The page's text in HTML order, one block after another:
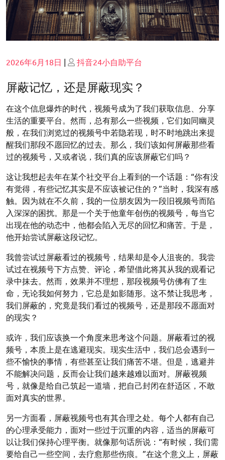
Posted
2026年6月18日 | Posted
抖音24小自助平台
屏蔽记忆，还是屏蔽现实？
在这个信息爆炸的时代，视频号成为了我们获取信息、分享
生活的重要平台。然而，总有那么一些视频，它们如同幽灵
般，在我们浏览过的视频号中若隐若现，时不时地跳出来提
醒我们那段不愿回忆的过去。那么，我们该如何屏蔽那些看
过的视频号，又或者说，我们真的应该屏蔽它们吗？
这让我想起去年在某个社交平台上看到的一个话题：“你有没
有觉得，有些记忆其实是不应该被记住的？”当时，我深有感
触。因为就在不久前，我的一位朋友因为一段旧视频号而陷
入深深的困扰。那是一个关于他童年创伤的视频号，每当它
出现在他的动态中，他都会陷入无尽的回忆和痛苦。于是，
他开始尝试屏蔽这段记忆。
我曾尝试过屏蔽看过的视频号，结果却是令人沮丧的。我尝
试过在视频号下方点赞、评论，希望借此将其从我的观看记
录中抹去。然而，效果并不理想，那段视频号仿佛有了生
命，无论我如何努力，它总是如影随形。这不禁让我思考，
我们屏蔽的，究竟是我们看过的视频号，还是那段不愿面对
的现实？
或许，我们应该换一个角度来思考这个问题。屏蔽看过的视
频号，本质上是在逃避现实。现实生活中，我们总会遇到一
些不愉快的事情，有些甚至让我们痛苦不堪。但是，逃避并
不能解决问题，反而会让我们越来越难以面对。屏蔽视频
号，就像是给自己筑起一道墙，把自己封闭在舒适区，不敢
面对真实的世界。
另一方面看，屏蔽视频号也有其合理之处。每个人都有自己
的心理承受能力，面对一些过于沉重的内容，适当的屏蔽可
以让我们保持心理平衡。就像那句话所说：“有时候，我们需
要给自己一些空间，去疗愈那些伤痕。”在这个意义上，屏蔽